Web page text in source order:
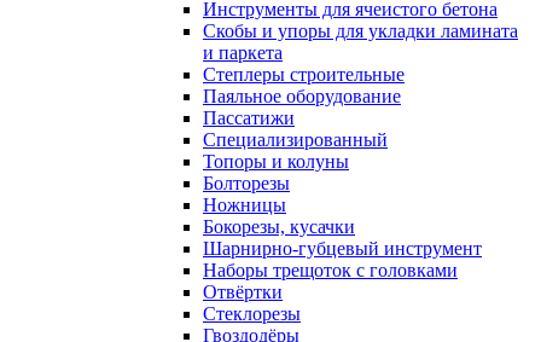
Инструменты для ячеистого бетона
Скобы и упоры для укладки ламината
и паркета
Степлеры строительные
Паяльное оборудование
Пассатижи
Специализированный
Топоры и колуны
Болторезы
Ножницы
Бокорезы, кусачки
Шарнирно-губцевый инструмент
Наборы трещоток с головками
Отвёртки
Стеклорезы
Гвоздодёры